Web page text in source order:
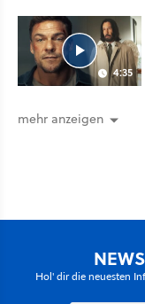
4:35
mehr anzeigen
Hol' dir die neuesten